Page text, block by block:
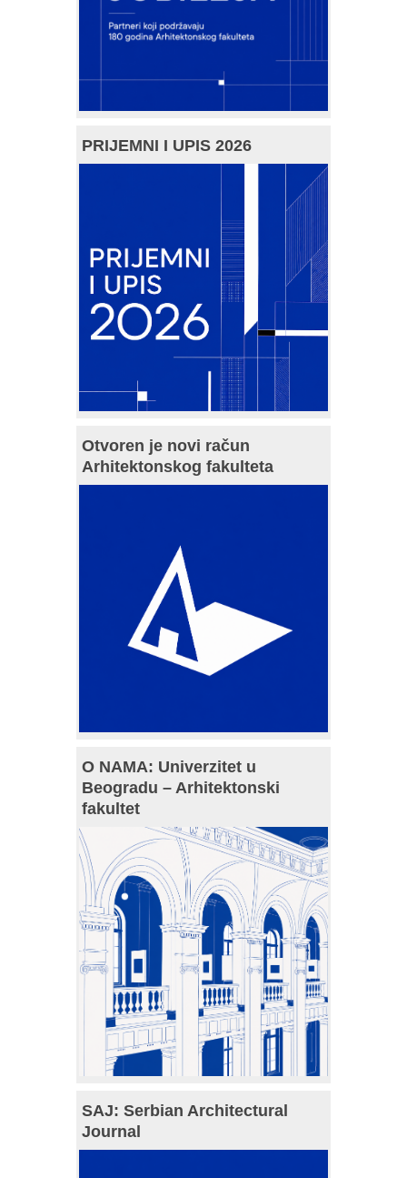
PRIJEMNI I UPIS 2026
Otvoren je novi račun
Arhitektonskog fakulteta
O NAMA: Univerzitet u
Beogradu – Arhitektonski
fakultet
SAJ: Serbian Architectural
Journal